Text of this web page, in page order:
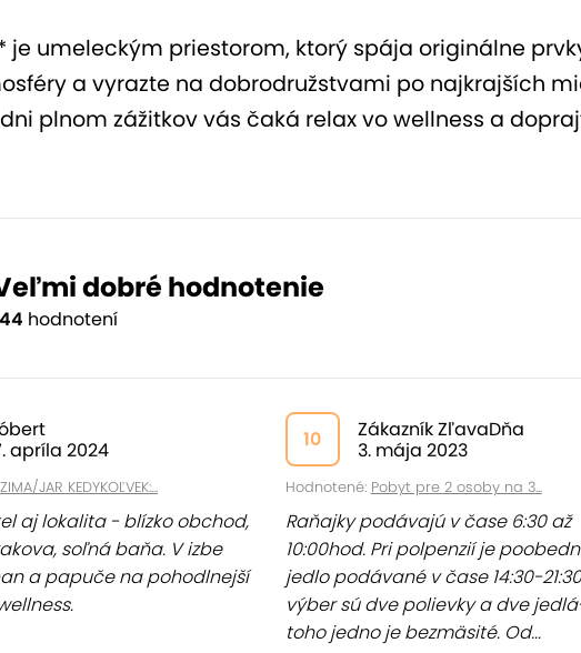
je umeleckým priestorom, ktorý spája originálne
a vyrazte na dobrodružstvami po najkrajších
dni plnom zážitkov vás čaká relax vo wellness a
dobré hodnotenie
hodnotení
apríla 2024
ZIMA/JAR KEDYKOĽVEK:...
aj lokalita - blízko obchod,
soľná baňa. V izbe
a papuče na pohodlnejší
10
Zákazník ZľavaDňa
3. mája 2023
Hodnotené: Pobyt pre 2 osoby na 3...
Raňajky podávajú v čase 6:30 až
10:00hod. Pri polpenzií je
jedlo podávané v čase 14:30-
výber sú dve polievky a dve
toho jedno je bezmäsité. Od...